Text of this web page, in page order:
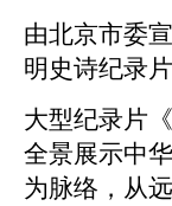
由北京市委
明史诗纪录
大型纪录片
全景展示中
为脉络，从